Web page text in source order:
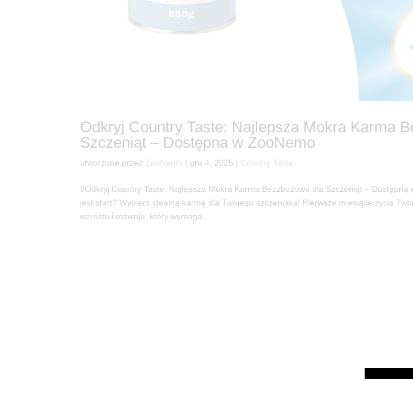
Odkryj Country Taste: Najlepsza Mokra Karma
Szczeniąt – Dostępna w ZooNemo
utworzone przez ZooNemo | gru 4, 2025 | Country Taste
9Odkryj Country Taste: Najlepsza Mokra Karma Bezzbożowa dla Szczeniąt – Dostępna
jest start? Wybierz idealną karmę dla Twojego szczeniaka! Pierwsze miesiące życia
wzrostu i rozwoju, który wymaga...